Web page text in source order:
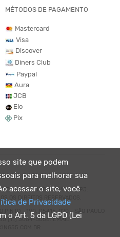
site que podem
para melhorar sua
acessar o site, você
de Privacidade
o Art. 5 da LGPD (Lei
MÉTODOS DE PAGAMENTO
Mastercard
Visa
Discover
Diners Club
Paypal
Aura
JCB
Elo
Pix
E SUSTENTÁVEL. CNPJ:
OS DIREITOS RESERVADOS.
PINTO - 190, 05415-020 - SÃO PAULO
(11) 3064-8056. EMAIL: